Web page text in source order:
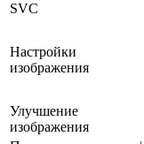
SVC
Настройки
изображения
Улучшение
изображения